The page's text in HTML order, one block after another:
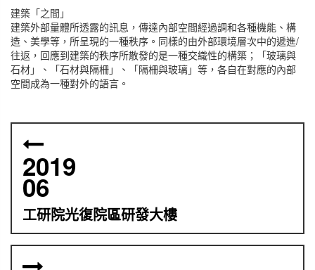
建築「之間」
建築外部量體所透露的訊息，傳達內部空間經過調和各種機能、構
造、美學等，所呈現的一種秩序。同樣的由外部環境層次中的遞進/
往返，回應到建築的秩序所散發的是一種交織性的構築；「玻璃與
石材」、「石材與隔柵」、「隔柵與玻璃」等，各自在對應的內部
空間成為一種對外的語言。
2019
06
工研院光復院區研發大樓